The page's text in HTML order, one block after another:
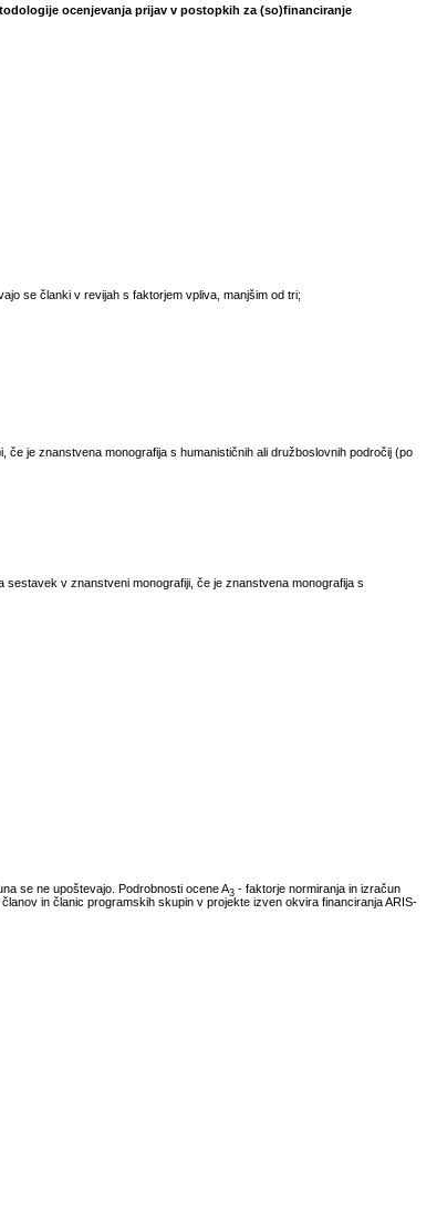
ocenjevanja prijav v postopkih za (so)financiranje
se članki v revijah s faktorjem vpliva, manjšim od tri;
je znanstvena monografija s humanističnih ali družboslovnih področij (po
v znanstveni monografiji, če je znanstvena monografija s
se ne upoštevajo. Podrobnosti ocene A3 - faktorje normiranja in izračun
in članic programskih skupin v projekte izven okvira financiranja ARIS-